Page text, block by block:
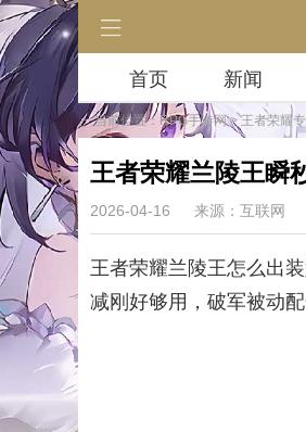
首页 新闻
当前位置：RPG手游网>王者荣耀
王者荣耀兰陵王瞬
2026-04-16 来源：互联网
王者荣耀兰陵王怎么出
减刚好够用，破军被动